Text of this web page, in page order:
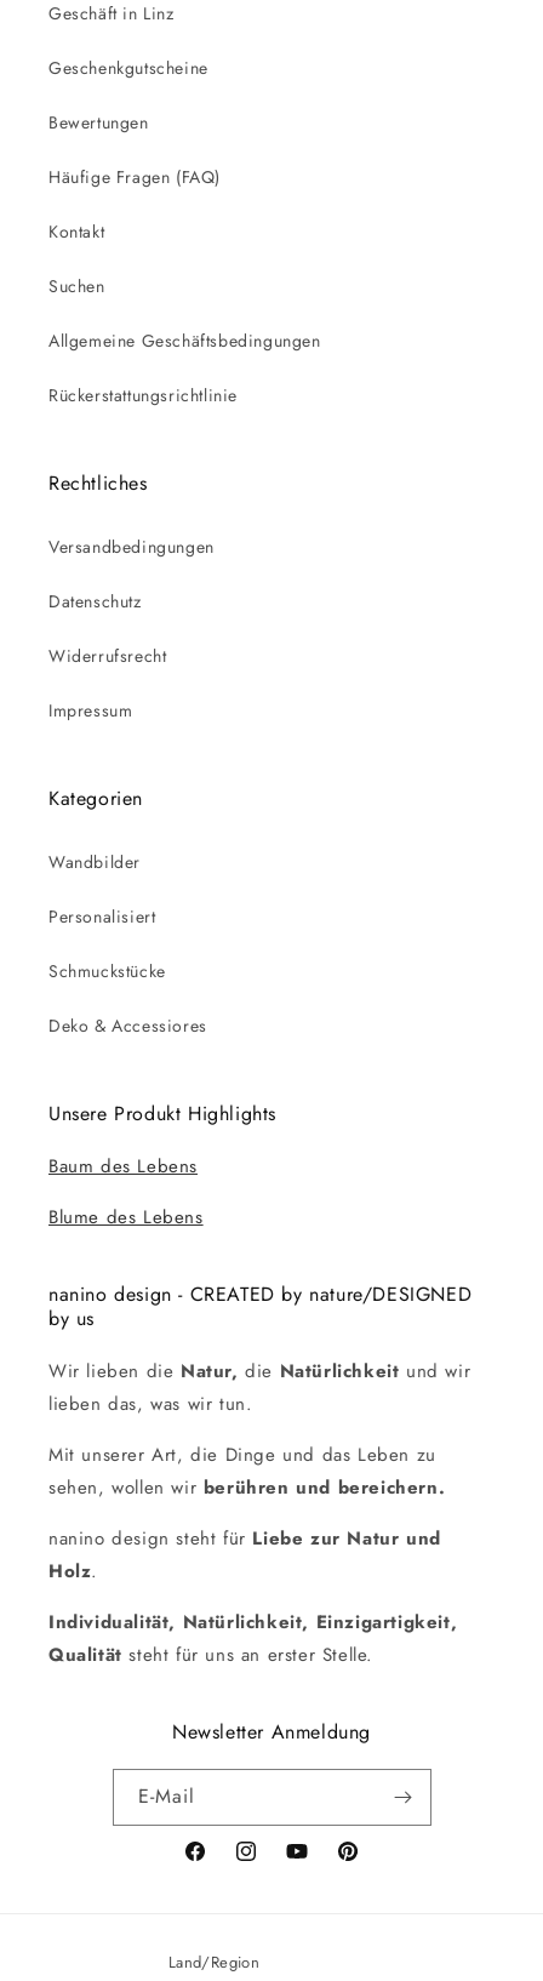
Geschäft in Linz
Geschenkgutscheine
Bewertungen
Häufige Fragen (FAQ)
Kontakt
Suchen
Allgemeine Geschäftsbedingungen
Rückerstattungsrichtlinie
Rechtliches
Versandbedingungen
Datenschutz
Widerrufsrecht
Impressum
Kategorien
Wandbilder
Personalisiert
Schmuckstücke
Deko & Accessiores
Unsere Produkt Highlights
Baum des Lebens
Blume des Lebens
nanino design - CREATED by nature/DESIGNED
by us
Wir lieben die Natur, die Natürlichkeit und wir
lieben das, was wir tun.
Mit unserer Art, die Dinge und das Leben zu
sehen, wollen wir berühren und bereichern.
nanino design steht für Liebe zur Natur und
Holz.
Individualität, Natürlichkeit, Einzigartigkeit,
Qualität steht für uns an erster Stelle.
Newsletter Anmeldung
E-Mail
FacebookInstagramYouTubePinterest
Land/Region